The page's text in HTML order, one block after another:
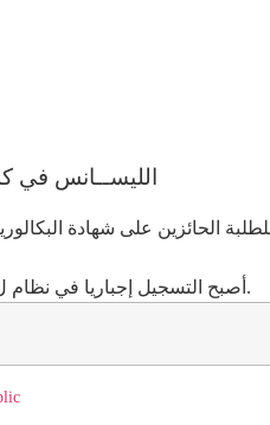
الليســانس في
الحائزين على شهادة
أصبح التسجيل إجباريا في نظام ل م د بالنسبة للمتحصلين على شهادة البكالوريا، والذي يتوج بالحصول على شهادة ليسانس بعد دراسة 6 سداسيات.